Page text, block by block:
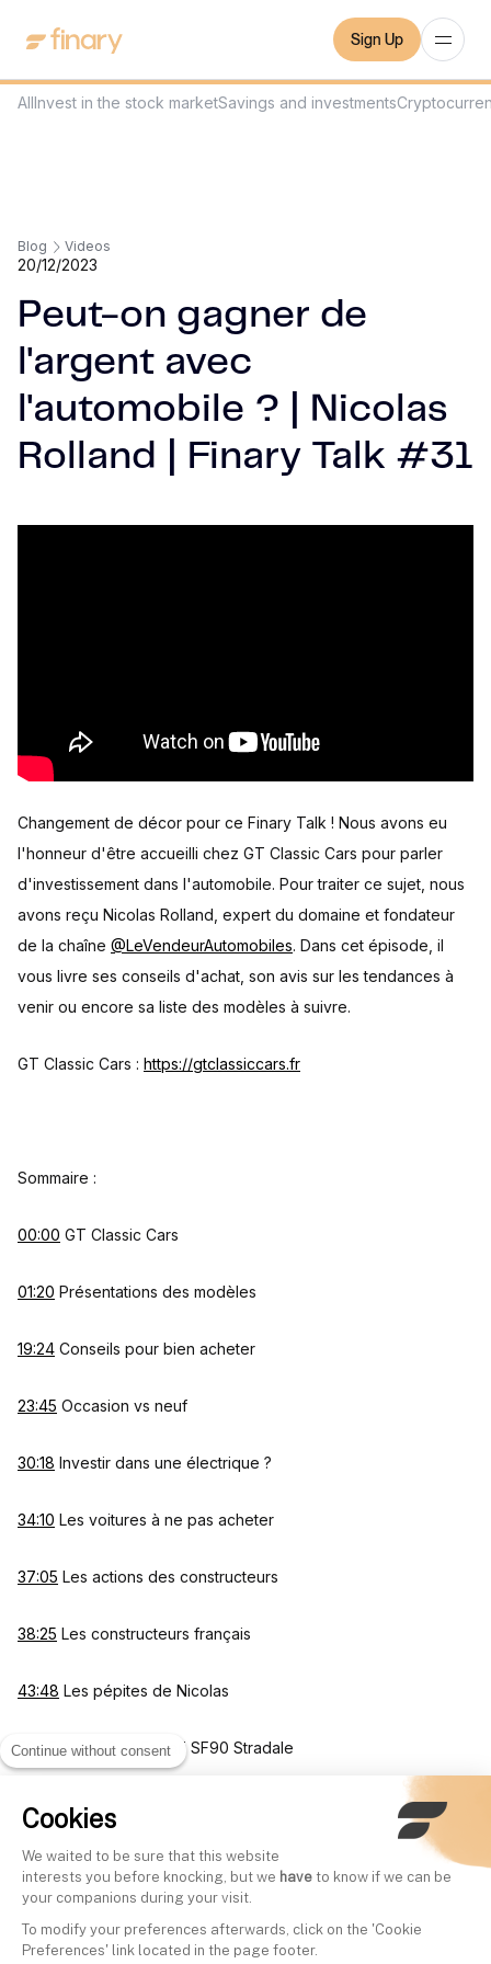
Continue without consent
Cookies
We waited to be sure that this website
interests you before knocking, but we have to know if we can be
your companions during your visit.
To modify your preferences afterwards, click on the 'Cookie
Preferences' link located in the page footer.
Sign Up
AllInvest in the stock marketSavings and investments
Blog Videos
20/12/2023
Peut-on gagner de
l'argent avec
l'automobile ? | Nicolas
Rolland | Finary Talk #31
Changement de décor pour ce Finary Talk ! Nous avons eu
l'honneur d'être accueilli chez GT Classic Cars pour parler
d'investissement dans l'automobile. Pour traiter ce sujet, nous
avons reçu Nicolas Rolland, expert du domaine et fondateur
de la chaîne @LeVendeurAutomobiles. Dans cet épisode, il
vous livre ses conseils d'achat, son avis sur les tendances à
venir ou encore sa liste des modèles à suivre.
GT Classic Cars : https://gtclassiccars.fr
Sommaire :
00:00 GT Classic Cars
01:20 Présentations des modèles
19:24 Conseils pour bien acheter
23:45 Occasion vs neuf
30:18 Investir dans une électrique ?
34:10 Les voitures à ne pas acheter
37:05 Les actions des constructeurs
38:25 Les constructeurs français
43:48 Les pépites de Nicolas
50:25Audi R8 et Ferrari SF90 Stradale
Protéger son épargne du
changement climatique |
Investir en immo
pros - Finary Talk